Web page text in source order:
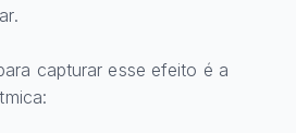
capturar esse efeito é a